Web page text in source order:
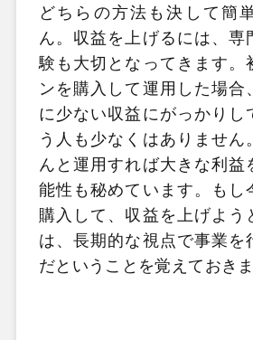
どちらの方法も決して簡
ん。収益を上げるには、専
験も大切となってきます。
ンを購入して運用した場合
に少ない収益にがっかりし
う人も少なくはありません
んと運用すれば大きな利益
能性も秘めています。もし
購入して、収益を上げよう
は、長期的な視点で事業を
だということを覚えておきま